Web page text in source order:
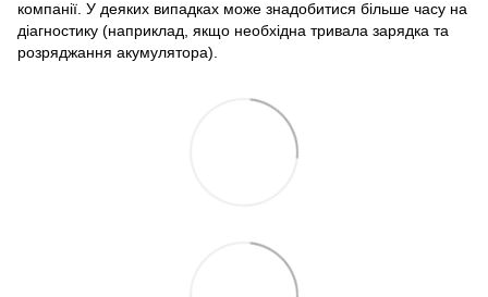
компанії. У деяких випадках може знадобитися більше часу на
діагностику (наприклад, якщо необхідна тривала зарядка та
розряджання акумулятора).